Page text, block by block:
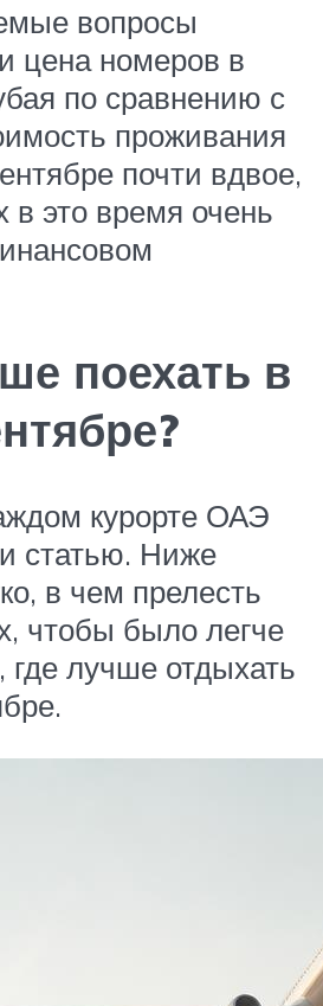
вопросы
цена номеров в
по сравнению с
проживания
почти вдвое,
в это время очень
поехать в
курорте ОАЭ
статью. Ниже
в чем прелесть
чтобы было легче
где лучше отдыхать